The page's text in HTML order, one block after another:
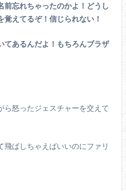
前忘れちゃったのかよ！どうし
えてるぞ！信じられない！
てあるんだよ！もちろんブラザ
ら怒ったジェスチャーを交えて
飛ばしちゃえばいいのにファリ